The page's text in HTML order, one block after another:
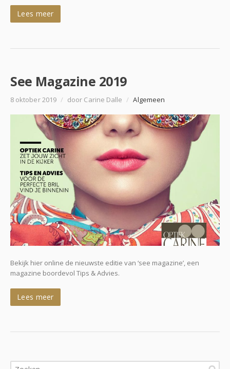
Lees meer
See Magazine 2019
8 oktober 2019 / door Carine Dalle / Algemeen
Bekijk hier online de nieuwste editie van ‘see magazine’, een
magazine boordevol Tips & Advies.
Lees meer